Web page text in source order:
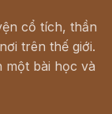
cổ tích, thần
trên thế giới.
một bài học và